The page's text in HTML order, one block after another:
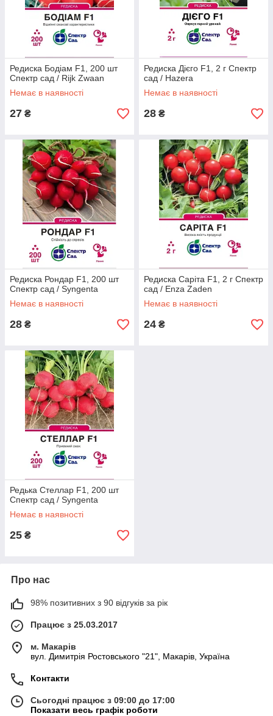
Редиска Бодіам F1, 200 шт
Спектр сад / Rijk Zwaan
Немає в наявності
27 ₴
Редиска Дієго F1, 2 г Спектр
сад / Hazera
Немає в наявності
28 ₴
Редиска Рондар F1, 200 шт
Спектр сад / Syngenta
Немає в наявності
28 ₴
Редиска Саріта F1, 2 г Спектр
сад / Enza Zaden
Немає в наявності
24 ₴
Редька Стеллар F1, 200 шт
Спектр сад / Syngenta
Немає в наявності
25 ₴
Про нас
98% позитивних з 90 відгуків за рік
Працює з 25.03.2017
м. Макарів
вул. Димитрія Ростовського "21", Макарів, Україна
Контакти
Сьогодні працює з 09:00 до 17:00
Показати весь графік роботи